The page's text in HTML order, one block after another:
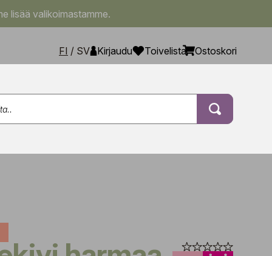
lisää valikoimastamme.
FI / SV Kirjaudu Toivelista Ostoskori